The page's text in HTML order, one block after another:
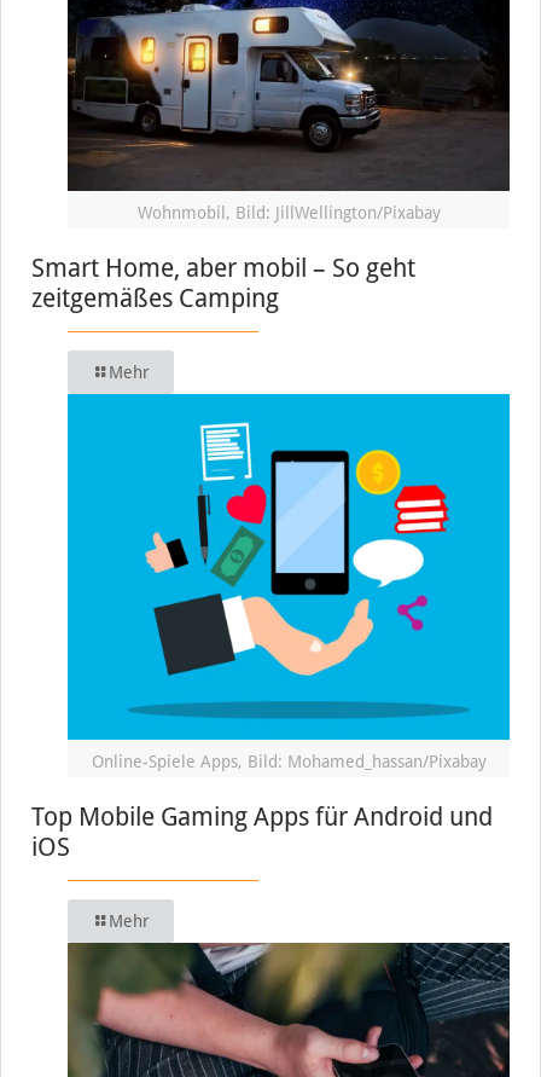
Wohnmobil, Bild: JillWellington/Pixabay
Smart Home, aber mobil – So geht
zeitgemäßes Camping
Mehr
Online-Spiele Apps, Bild: Mohamed_hassan/Pixabay
Top Mobile Gaming Apps für Android und
iOS
Mehr